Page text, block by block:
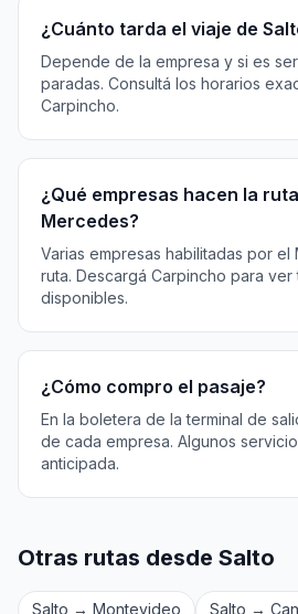
¿Cuánto tarda el viaje de
Depende de la empresa y si es
paradas. Consultá los horarios
Carpincho.
¿Qué empresas hacen la
Mercedes?
Varias empresas habilitadas por el
ruta. Descargá Carpincho para
disponibles.
¿Cómo compro el pasaje?
En la boletera de la terminal de
de cada empresa. Algunos
anticipada.
Otras rutas desde Salto
Salto → Montevideo Salto →